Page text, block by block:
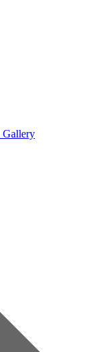
Gallery